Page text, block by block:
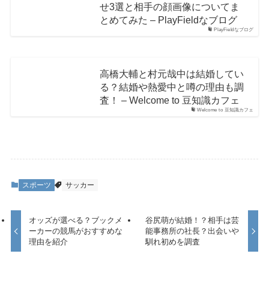
PlayFieldなブログ
せ3選と相手の顔画像についてま
とめてみた – PlayFieldなブログ
Welcome to 豆知識カフェ
高橋大輔と村元哉中は結婚してい
る？結婚や熱愛中と噂の理由も調
査！ – Welcome to 豆知識カフェ
スポーツ サッカー
オッズが選べる？ブックメ
ーカーの競馬がおすすめな
理由を紹介
谷尻萌が結婚！？相手は芸
能事務所の社長？出会いや
馴れ初めを調査